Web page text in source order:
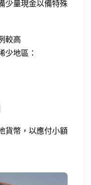
少量現金以備特殊
較高
少地區：
貨幣，以應付小額